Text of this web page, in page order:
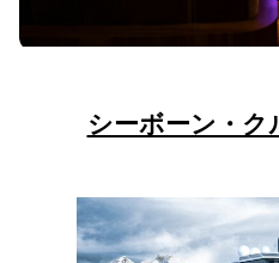
シーボーン・ク